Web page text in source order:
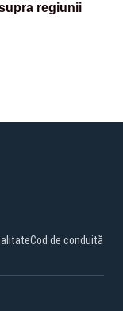
regiunii
Cod de conduită